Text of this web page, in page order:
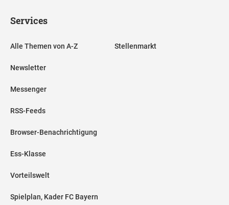
Services
Alle Themen von A-Z
Newsletter
Messenger
RSS-Feeds
Browser-Benachrichtigung
Ess-Klasse
Vorteilswelt
Spielplan, Kader FC Bayern
Stellenmarkt